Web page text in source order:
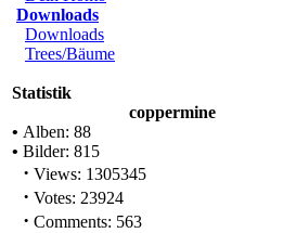
Downloads
Downloads
Trees/Bäume
Statistik
coppermine
• Alben: 88
• Bilder: 815
· Views: 1305345
· Votes: 23924
· Comments: 563